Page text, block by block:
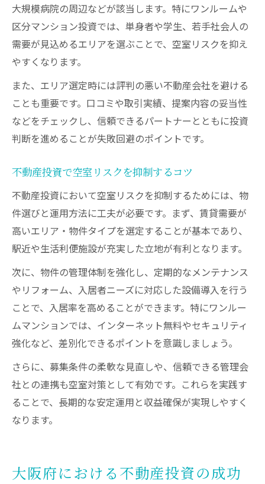
大規模病院の周辺などが該当します。特にワンルームや
区分マンション投資では、単身者や学生、若手社会人の
需要が見込めるエリアを選ぶことで、空室リスクを抑え
やすくなります。
また、エリア選定時には評判の悪い不動産会社を避ける
ことも重要です。口コミや取引実績、提案内容の妥当性
などをチェックし、信頼できるパートナーとともに投資
判断を進めることが失敗回避のポイントです。
不動産投資で空室リスクを抑制するコツ
不動産投資において空室リスクを抑制するためには、物
件選びと運用方法に工夫が必要です。まず、賃貸需要が
高いエリア・物件タイプを選定することが基本であり、
駅近や生活利便施設が充実した立地が有利となります。
次に、物件の管理体制を強化し、定期的なメンテナンス
やリフォーム、入居者ニーズに対応した設備導入を行う
ことで、入居率を高めることができます。特にワンルー
ムマンションでは、インターネット無料やセキュリティ
強化など、差別化できるポイントを意識しましょう。
さらに、募集条件の柔軟な見直しや、信頼できる管理会
社との連携も空室対策として有効です。これらを実践す
ることで、長期的な安定運用と収益確保が実現しやすく
なります。
大阪府における不動産投資の成功